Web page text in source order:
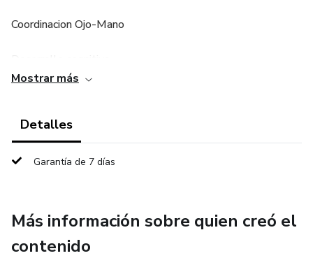
Coordinacion Ojo-Mano
Y lo mejor de todo, fomenta la imaginacion, refuerza la
confianza y la creatividad !!
Mostrar más
Detalles
Garantía de 7 días
Más información sobre quien creó el
contenido